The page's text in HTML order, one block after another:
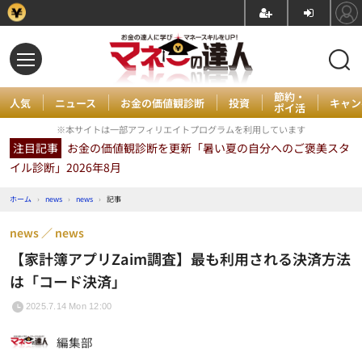
人気 ニュース お金の価値観診断 投資 節約・
ポイ活 キャ
※本サイトは一部アフィリエイトプログラムを利用しています
注目記事 お金の価値観診断を更新「暑い夏の自分へのご褒美スタ
イル診断」2026年8月
ホーム › news › news › 記事
【家計簿アプリZaim調査】最も利用される決済方法
は「コード決済」
news news
2025.7.14 Mon 12:00
編集部